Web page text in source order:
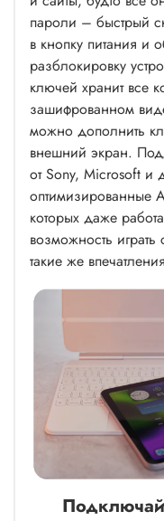
пароли – быстрый
в кнопку питания и
разблокировку
ключей хранит все
зашифрованном
можно дополнить
внешний экран.
от Sony, Microsoft и
оптимизированные
которых даже
возможность
такие же